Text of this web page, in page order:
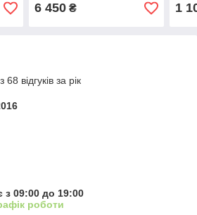
6 450₴ 1
відгуків за рік
з 09:00 до 19:00
роботи